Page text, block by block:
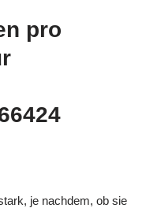
pro
je nachdem, ob sie